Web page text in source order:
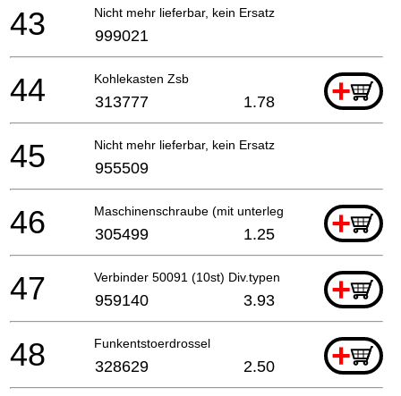
Nicht mehr lieferbar, kein Ersatz
43 999021
Kohlekasten Zsb +
44 313777 1.78
Nicht mehr lieferbar, kein Ersatz
45 955509
Maschinenschraube (mit unterlegscheibe) M3.5x6
+
46 305499 1.25
Verbinder 50091 (10st) Div.typen +
47 959140 3.93
Funkentstoerdrossel +
48 328629 2.50